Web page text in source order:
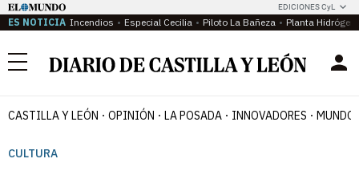
EDICIONES CyL
ES NOTICIA Incendios Especial Cecilia Piloto La Bañeza Planta
Menú
CASTILLA Y LEÓN OPINIÓN LA POSADA INNOVADORES MUNDO
CULTURA